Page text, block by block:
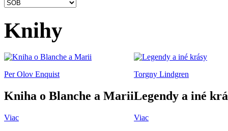
Knihy
Per Olov Enquist
Kniha o Blanche a Marii
Viac
Torgny Lindgren
Legendy a iné
Viac